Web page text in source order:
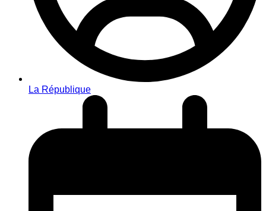
La République